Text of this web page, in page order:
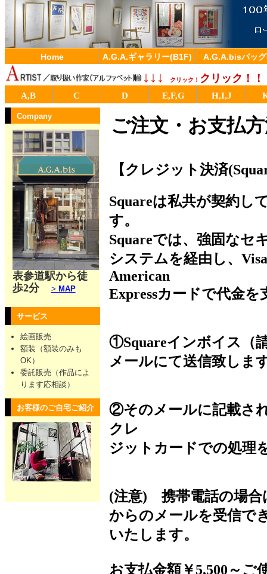
Home A.G.A.ギャラリー(B1F) A.G.A.bisバッ
↓↓↓ クリック！ クリック！！
A,B C D E,F,G H,I,J
Company
表参道駅から徒
歩2分
> MAP
サービス
絵画販売
額装（額装のみも
OK）
委託販売（作品によ
ります応相談）
お客様のご自宅ご紹介
ご注文・お支払
【クレジット決済
Squareは私共が契約し
す。
Squareでは、強固なセ
システムを経由し、
American
Expressカードで代金
①Squareインボイス（
メールにて送信致しま
②そのメールに記載さ
クレ
ジットカードでの処理
(注意) 携帯電話の場合
からのメールを受信で
いたします。
お支払金額￥5,500～ご